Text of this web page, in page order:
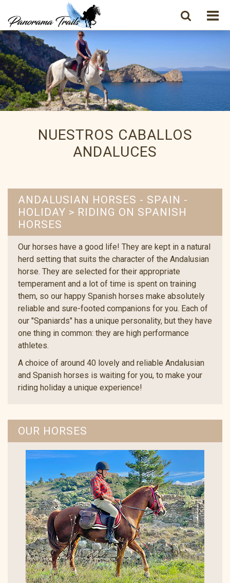
NUESTROS CABALLOS
ANDALUCES
ANDALUSIAN HORSES - SPAIN -
HOLIDAY > RIDING ON SPANISH
HORSES
Our horses have a good life! They are kept in a natural
herd setting that suits the character of the Andalusian
horse. They are selected for their appropriate
temperament and a lot of time is spent on training
them, so our happy Spanish horses make absolutely
reliable and sure-footed companions for you. Each of
our "Spaniards" has a unique personality, but they have
one thing in common: they are high performance
athletes.
A choice of around 40 lovely and reliable Andalusian
and Spanish horses is waiting for you, to make your
riding holiday a unique experience!
OUR HORSES